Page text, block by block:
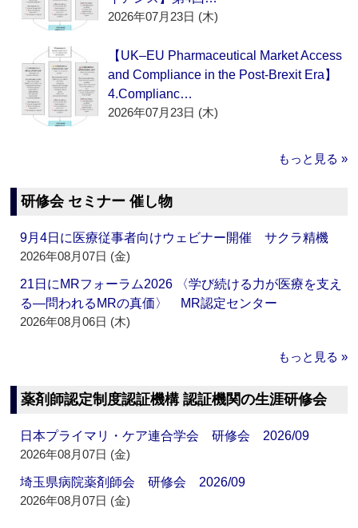
2026年07月23日 (木)
【UK–EU Pharmaceutical Market Access
and Compliance in the Post-Brexit Era】
4.Complianc…
2026年07月23日 (木)
もっと見る »
研修会 セミナー 催し物
9月4日に医療従事者向けウェビナー開催 サクラ精機
2026年08月07日 (金)
21日にMRフォーラム2026 〈学び続ける力が医療を支え
る―問われるMRの真価〉 MR認定センター
2026年08月06日 (木)
もっと見る »
薬剤師認定制度認証機構 認証機関の生涯研修会
日本プライマリ・ケア連合学会 研修会 2026/09
2026年08月07日 (金)
埼玉県病院薬剤師会 研修会 2026/09
2026年08月07日 (金)